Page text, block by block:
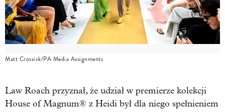
Matt Crossick/PA Media Assignments
Law Roach przyznał, że udział w premierze kolekcji
House of Magnum® z Heidi był dla niego spełnieniem